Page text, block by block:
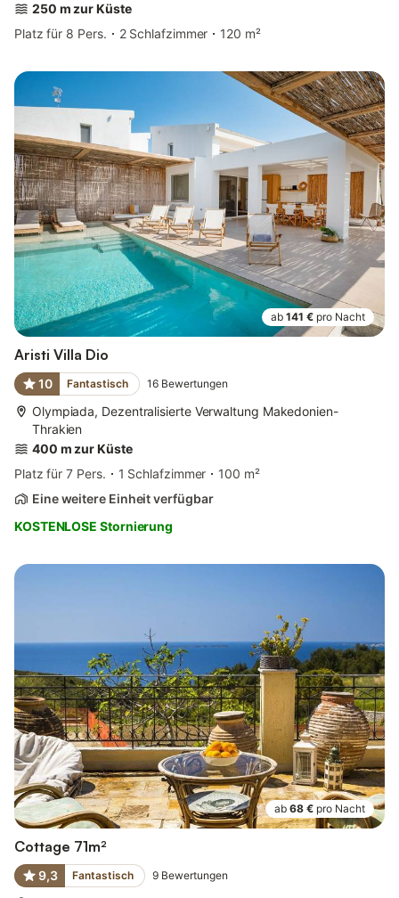
250 m zur Küste
Platz für 8 Pers.
2 Schlafzimmer 120 m²
ab 141 € pro Nacht
Aristi Villa Dio
10 Fantastisch 16 Bewertungen
Olympiada, Dezentralisierte Verwaltung Makedonien-
Thrakien
400 m zur Küste
Platz für 7 Pers.
1 Schlafzimmer
100 m²
Eine weitere Einheit verfügbar
KOSTENLOSE Stornierung
ab 68 € pro Nacht
Cottage 71m²
9,3 Fantastisch 9 Bewertungen